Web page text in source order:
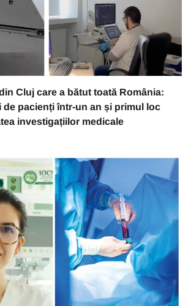
Cluj care a bătut toată România:
de pacienți într-un an și primul loc
investigațiilor medicale